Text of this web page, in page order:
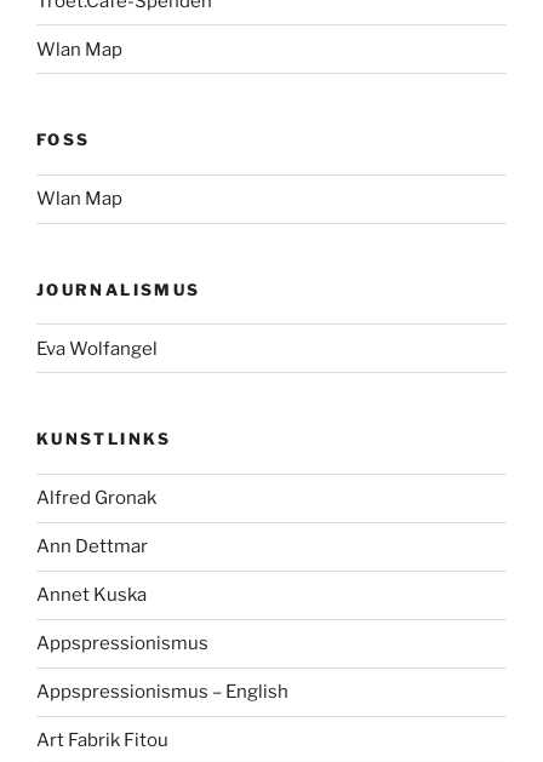
Wlan Map
FOSS
Wlan Map
JOURNALISMUS
Eva Wolfangel
KUNSTLINKS
Alfred Gronak
Ann Dettmar
Annet Kuska
Appspressionismus
Appspressionismus – English
Art Fabrik Fitou